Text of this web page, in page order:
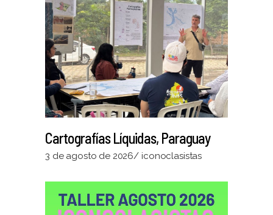
Cartografías Líquidas, Paraguay
3 de agosto de 2026 iconoclasistas